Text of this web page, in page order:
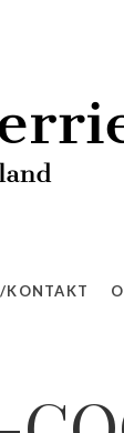
KONTAKT